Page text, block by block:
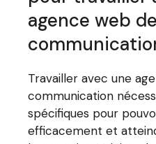
agence web de
Travailler avec une
communication
spécifiques pour
efficacement et